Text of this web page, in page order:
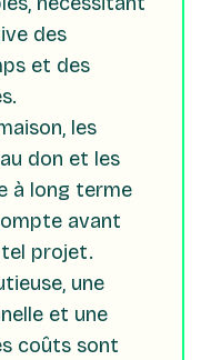
des
et des
les
don et les
à long terme
avant
tel projet.
une
et une
coûts sont